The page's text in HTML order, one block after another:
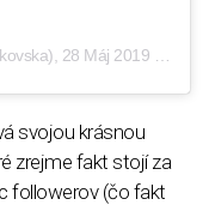
28 Máj 2019 o 4:33 PDT
svojou krásnou
zrejme fakt stojí za
followerov (čo fakt